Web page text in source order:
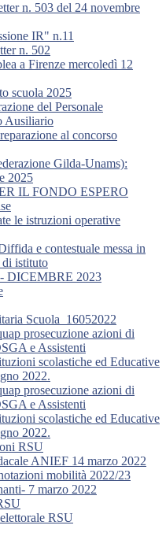
n. 503 del 24 novembre
IR" n.11
n. 502
a Firenze mercoledì 12
scuola 2025
del Personale
Ausiliario
al concorso
Gilda-Unams):
2025
IL FONDO ESPERO
le istruzioni operative
e contestuale messa in
di istituto
DICEMBRE 2023
Scuola_16052022
prosecuzione azioni di
e Assistenti
scolastiche ed Educative
2022.
prosecuzione azioni di
e Assistenti
scolastiche ed Educative
2022.
RSU
ANIEF 14 marzo 2022
mobilità 2022/23
7 marzo 2022
RSU